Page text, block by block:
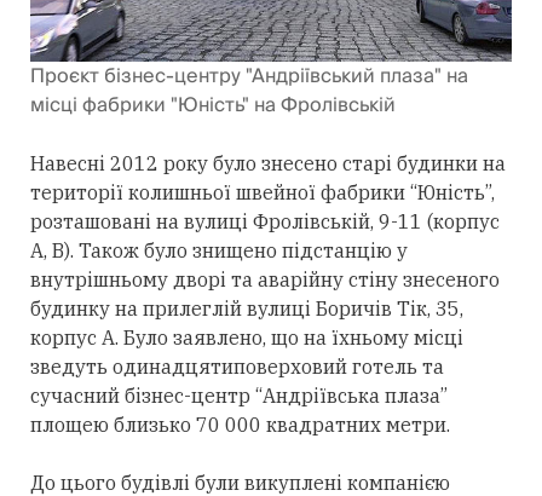
Проєкт бізнес-центру "Андріївський плаза" на
місці фабрики "Юність" на Фролівській
Навесні 2012 року було знесено старі будинки на
території колишньої швейної фабрики “Юність”,
розташовані на вулиці Фролівській, 9-11 (корпус
А, В). Також було знищено підстанцію у
внутрішньому дворі та аварійну стіну знесеного
будинку на прилеглій вулиці Боричів Тік, 35,
корпус А. Було заявлено, що на їхньому місці
зведуть одинадцятиповерховий готель та
сучасний бізнес-центр “Андріївська плаза”
площею близько 70 000 квадратних метри.
До цього будівлі були викуплені компанією